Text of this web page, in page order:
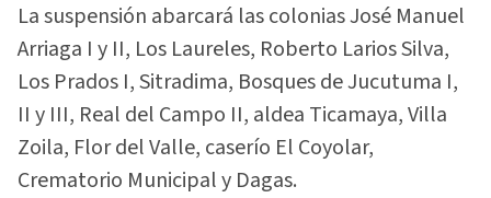
La suspensión abarcará las colonias José Manuel
Arriaga I y II, Los Laureles, Roberto Larios Silva,
Los Prados I, Sitradima, Bosques de Jucutuma I,
II y III, Real del Campo II, aldea Ticamaya, Villa
Zoila, Flor del Valle, caserío El Coyolar,
Crematorio Municipal y Dagas.